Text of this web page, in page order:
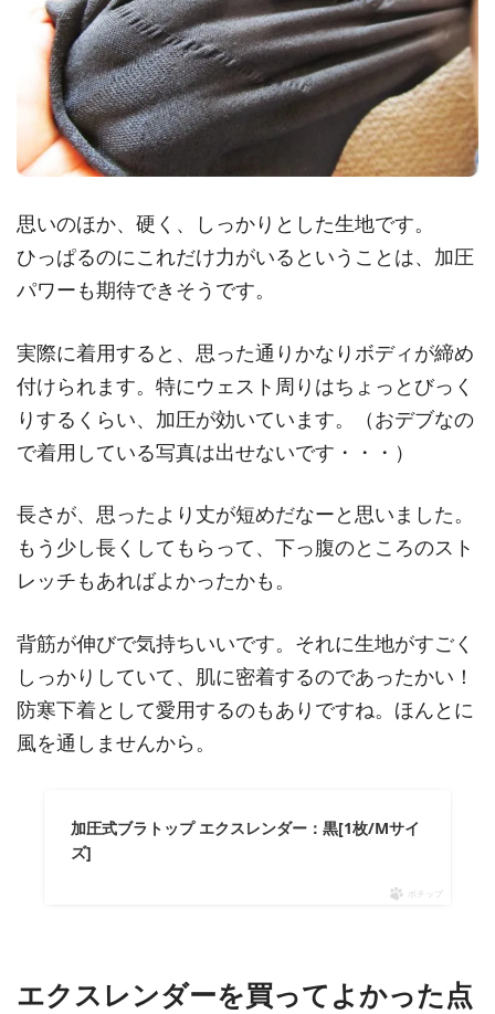
思いのほか、硬く、しっかりとした生地です。
ひっぱるのにこれだけ力がいるということは、加圧
パワーも期待できそうです。
実際に着用すると、思った通りかなりボディが締め
付けられます。特にウェスト周りはちょっとびっく
りするくらい、加圧が効いています。（おデブなの
で着用している写真は出せないです・・・）
長さが、思ったより丈が短めだなーと思いました。
もう少し長くしてもらって、下っ腹のところのスト
レッチもあればよかったかも。
背筋が伸びで気持ちいいです。それに生地がすごく
しっかりしていて、肌に密着するのであったかい！
防寒下着として愛用するのもありですね。ほんとに
風を通しませんから。
加圧式ブラトップ エクスレンダー：黒[1枚/Mサイ
ズ]
ポチップ
エクスレンダーを買ってよかった点